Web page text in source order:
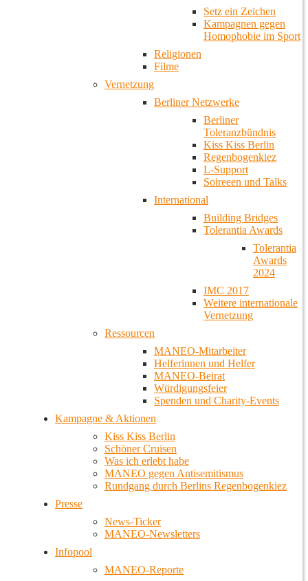
Setz ein Zeichen
Kampagnen gegen
Homophobie im Sport
Religionen
Filme
Vernetzung
Berliner Netzwerke
Berliner
Toleranzbündnis
Kiss Kiss Berlin
Regenbogenkiez
L-Support
Soireeen und Talks
International
Building Bridges
Tolerantia Awards
Tolerantia
Awards
2024
IMC 2017
Weitere internationale
Vernetzung
Ressourcen
MANEO-Mitarbeiter
Helferinnen und Helfer
MANEO-Beirat
Würdigungsfeier
Spenden und Charity-Events
Kampagne & Aktionen
Kiss Kiss Berlin
Schöner Cruisen
Was ich erlebt habe
MANEO gegen Antisemitismus
Rundgang durch Berlins Regenbogenkiez
Presse
News-Ticker
MANEO-Newsletters
Infopool
MANEO-Reporte